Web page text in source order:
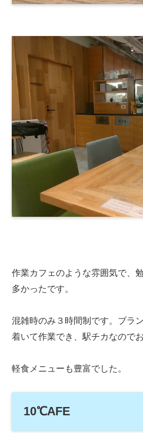
作業カフェのような雰囲気で、
多かったです。
混雑時のみ３時間制です。ブラ
着いて作業でき、駅チカなので
軽食メニューも豊富でした。
10℃AFE